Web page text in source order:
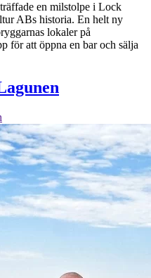
en milstolpe i Lock
ABs historia. En helt ny
lokaler på
för att öppna en bar och sälja